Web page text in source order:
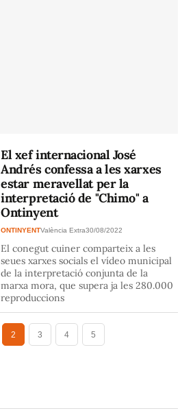
El xef internacional José
Andrés confessa a les xarxes
estar meravellat per la
interpretació de "Chimo" a
Ontinyent
ONTINYENTValència Extra30/08/2022
El conegut cuiner comparteix a les
seues xarxes socials el vídeo municipal
de la interpretació conjunta de la
marxa mora, que supera ja les 280.000
reproduccions
2 3 4 5